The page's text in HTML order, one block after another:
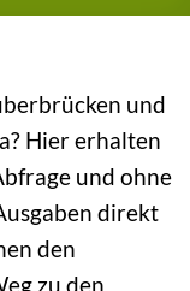
und
Hier erhalten
und ohne
direkt
den
zu den